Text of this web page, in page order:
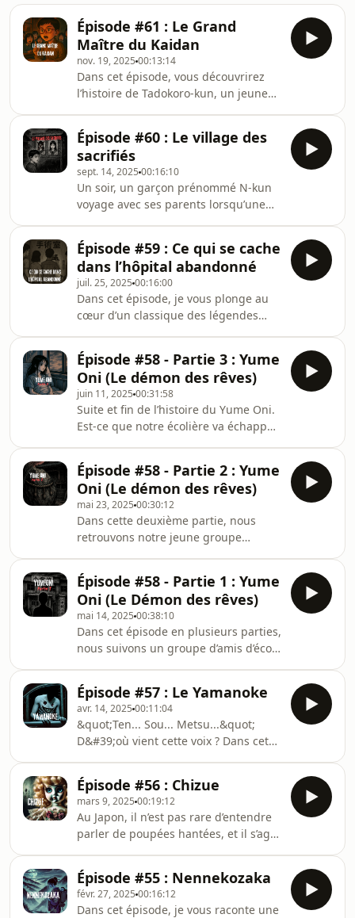
Épisode #61 : Le Grand
Maître du Kaidan
nov. 19, 2025 00:13:14
Dans cet épisode, vous découvrirez
l’histoire de Tadokoro-kun, un jeune
autres. Nous parlerons également du
kotodama, un concept japonais selon
lequel les mots possèdent un pouvoir,
un pouvoir qui peut protéger… ou
effrayer.
Épisode #60 : Le village des
sacrifiés
sept. 14, 2025 00:16:10
Un soir, un garçon prénommé N-kun
voyage avec ses parents lorsqu’une
montagne. En cherchant de l’aide, il
aperçoit un hameau isolé, aux
maisons allumées mais étrangement
désertes.Un vieux panneau
d’affichage attire son regard.Dessus,
le visage flou d’une jeune fille. Et
personne à l’horizon.Ce qu’il va
découvrir à Akasabi défie toute
logique.
Épisode #59 : Ce qui se cache
dans l’hôpital abandonné
juil. 25, 2025 00:16:00
Dans cet épisode, je vous plonge au
cœur d’un classique des légendes
groupe d’amis qui, une nuit, décident
de s’aventurer dans un hôpital
abandonné, guidés par un seul
objectif… mettre leur courage à
l’épreuveLe podcast est disponible sur
Spotify, Apple podcast, Amazon
music, Audible et Youtube.Mes
réseaux : Instagram :
@japonfaismoipeurDiscord :
⁠⁠https://discord.
Épisode #58 - Partie 3 : Yume
Oni (Le démon des rêves)
juin 11, 2025 00:31:58
Suite et fin de l’histoire du Yume Oni.
Est-ce que notre écolière va échapper
épisode en plusieurs parties, nous
suivons un groupe d’amis d’école
primaire qui, poussés par la curiosité,
décident de s’essayer à un jeu
interdit. Une décision qui va les
entraîner bien plus loin qu’ils ne
l’imaginaient… là où l’innocence de
l’enfance croise les ténèbres du Yume
Oni.
Épisode #58 - Partie 2 : Yume
Oni (Le démon des rêves)
mai 23, 2025 00:30:12
Dans cette deuxième partie, nous
retrouvons notre jeune groupe
jeu interdit.Les choses prennent une
tournure plus sombre, et l’ombre du
Yume Oni continue de grandir…Le
podcast est disponible sur Spotify,
Apple podcast, Amazon music,
Audible et Youtube.Mes réseaux :
Instagram :
@japonfaismoipeurDiscord :
⁠⁠https://discord.gg/MBcNhEEMFf⁠⁠Pour
soutenir le podcast
Épisode #58 - Partie 1 : Yume
Oni (Le Démon des rêves)
mai 14, 2025 00:38:10
Dans cet épisode en plusieurs parties,
nous suivons un groupe d’amis d’école
décident de s’essayer à un jeu
interdit. Une décision qui va les
entraîner bien plus loin qu’ils ne
l’imaginaient… là où l’innocence de
l’enfance croise les ténèbres du Yume
Oni.Le podcast est disponible sur
Spotify, Apple podcast, Amazon
music, Audible et Youtube.Mes
réseaux : Inst
Épisode #57 : Le Yamanoke
avr. 14, 2025 00:11:04
&quot;Ten... Sou... Metsu...&quot;
D&#39;où vient cette voix ? Dans cet
simple balade en voiture va
bouleverser la vie d&#39;un père et
de sa fille...Le podcast est disponible
sur Spotify, Apple podcast, Amazon
music, Audible et Youtube.Mes
réseaux : Instagram :
@japonfaismoipeurDiscord :
⁠⁠https://discord.gg/MBcNhEEMFf⁠⁠Pour
soutenir le podcast :
Épisode #56 : Chizue
mars 9, 2025 00:19:12
Au Japon, il n’est pas rare d’entendre
parler de poupées hantées, et il s’agit
ressemblance troublante avec les
humains en ferait des réceptacles
idéaux pour les âmes des disparus. La
Épisode #55 : Nennekozaka
févr. 27, 2025 00:16:12
Dans cet épisode, je vous raconte une